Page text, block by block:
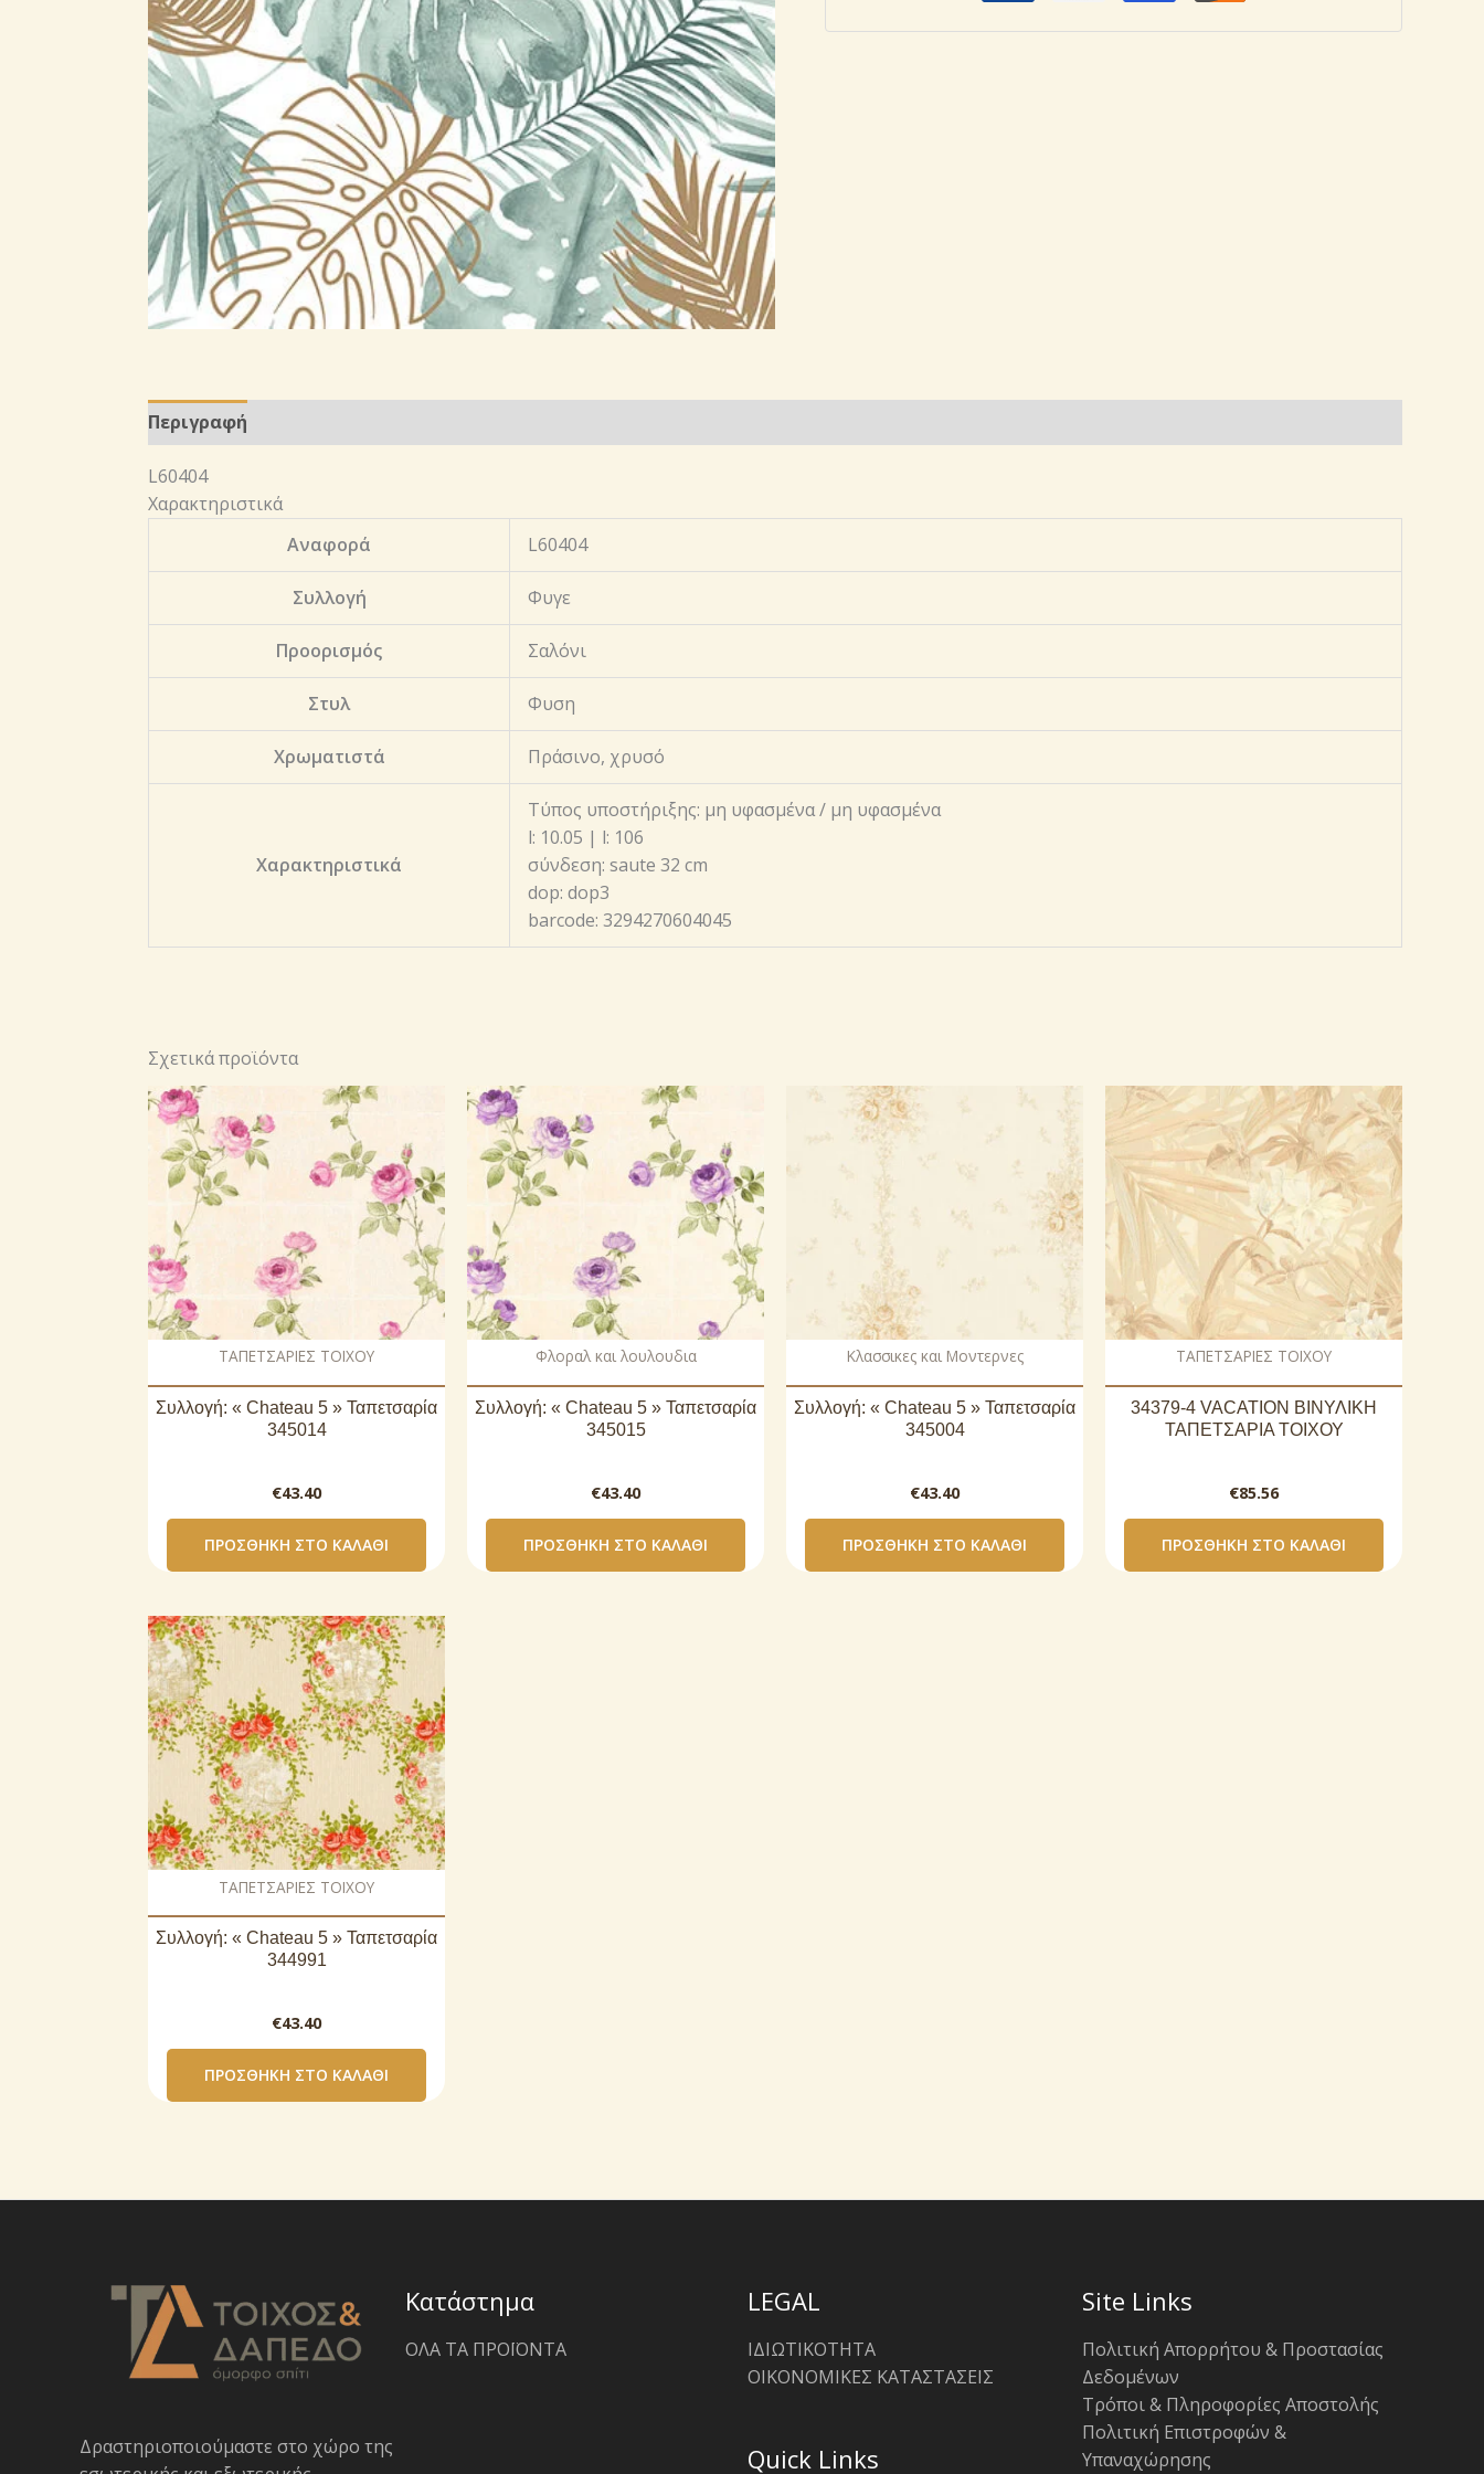
Περιγραφή
L60404
Χαρακτηριστικά
Αναφορά
L60404
Συλλογή Φυγε
Προορισμός Σαλόνι
Στυλ Φυση
Χρωματιστά Πράσινο, χρυσό
Χαρακτηριστικά
Τύπος υποστήριξης: μη υφασμένα / μη υφασμένα
l: 10.05 | l: 106
σύνδεση: saute 32 cm
dop: dop3
barcode: 3294270604045
Σχετικά προϊόντα
ΤΑΠΕΤΣΑΡΙΕΣ ΤΟΙΧΟΥ
Συλλογή: « Chateau 5 » Ταπετσαρία
345014
€43.40
ΠΡΟΣΘΉΚΗ ΣΤΟ ΚΑΛΆΘΙ
Φλοραλ και λουλουδια
Συλλογή: « Chateau 5 » Ταπετσαρία
345015
€43.40
ΠΡΟΣΘΉΚΗ ΣΤΟ ΚΑΛΆΘΙ
Κλασσικες και Μοντερνες
Συλλογή: « Chateau 5 » Ταπετσαρία
345004
€43.40
ΠΡΟΣΘΉΚΗ ΣΤΟ ΚΑΛΆΘΙ
ΤΑΠΕΤΣΑΡΙΕΣ ΤΟΙΧΟΥ
34379-4 VACATION ΒΙΝΥΛΙΚΗ
ΤΑΠΕΤΣΑΡΙΑ ΤΟΙΧΟΥ
€85.56
ΠΡΟΣΘΉΚΗ ΣΤΟ ΚΑΛΆΘΙ
ΤΑΠΕΤΣΑΡΙΕΣ ΤΟΙΧΟΥ
Συλλογή: « Chateau 5 » Ταπετσαρία
344991
€43.40
ΠΡΟΣΘΉΚΗ ΣΤΟ ΚΑΛΆΘΙ
Δραστηριοποιoύμαστε στο χώρο της
Κατάστημα
ΟΛΑ ΤΑ ΠΡΟΪΟΝΤΑ
LEGAL
ΙΔΙΩΤΙΚΟΤΗΤΑ
ΟΙΚΟΝΟΜΙΚΕΣ ΚΑΤΑΣΤΑΣΕΙΣ
Quick Links
Site Links
Πολιτική Απορρήτου & Προστασίας
Δεδομένων
Τρόποι & Πληροφορίες Αποστολής
Πολιτική Επιστροφών &
Υπαναχώρησης